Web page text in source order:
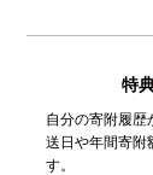
特
自分の寄附履歴
送日や年間寄附
す。